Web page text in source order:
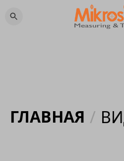
ГЛАВНАЯ /